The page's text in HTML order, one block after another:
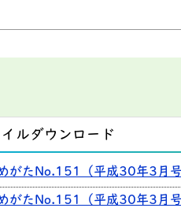
ルダウンロード
がたNo.151（平成30年3月
がたNo.151（平成30年3月